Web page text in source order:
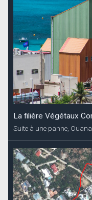
La filière Végétaux
Suite à une panne,